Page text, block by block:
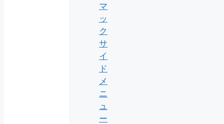
マ
ッ
ク
サ
イ
ド
メ
ニ
ュ
ー